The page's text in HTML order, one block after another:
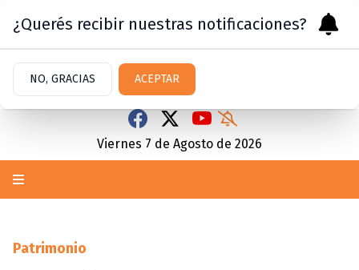
Viernes 7 de Agosto de 2026
Patrimonio
¿Querés recibir nuestras notificaciones?
NO, GRACIAS ACEPTAR